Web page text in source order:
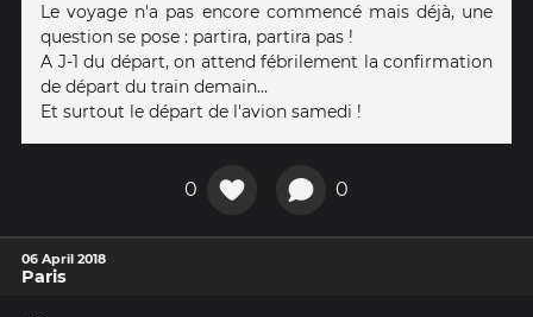
Le voyage n'a pas encore commencé mais déjà, une
question se pose : partira, partira pas !
A J-1 du départ, on attend fébrilement la confirmation
de départ du train demain...
Et surtout le départ de l'avion samedi !
0 0
06 April 2018
Paris